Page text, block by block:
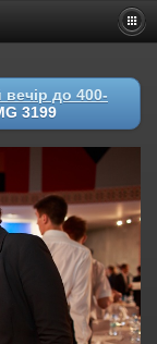
вечір до 400-
3199